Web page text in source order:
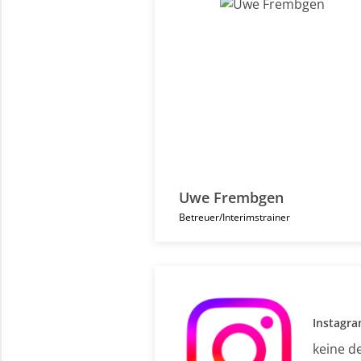
Uwe Frembgen
Betreuer/Interimstrainer
keine